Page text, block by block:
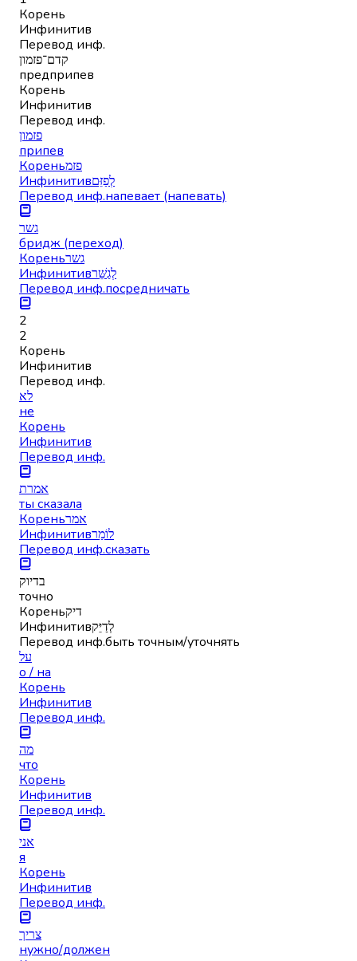
Корень
Инфинитив
Перевод инф.
קדם־פזמון
предприпев
Корень
Инфинитив
Перевод инф.
פזמון
припев
Кореньפזמ
Инфинитивלְפַזֵּם
Перевод инф.напевает (напевать)
גשר
бридж (переход)
Кореньגשר
Инфинитивלְגַשֵּׁר
Перевод инф.посредничать
2
2
Корень
Инфинитив
Перевод инф.
לא
не
Корень
Инфинитив
Перевод инф.
אמרת
ты сказала
Кореньאמר
Инфинитивלוֹמַר
Перевод инф.сказать
בדיוק
точно
Кореньדיק
Инфинитивלְדַיֵּק
Перевод инф.быть точным/уточнять
על
о / на
Корень
Инфинитив
Перевод инф.
מה
что
Корень
Инфинитив
Перевод инф.
אני
я
Корень
Инфинитив
Перевод инф.
צריך
нужно/должен